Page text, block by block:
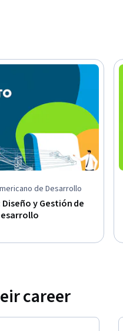
de Desarrollo
y Gestión de
career